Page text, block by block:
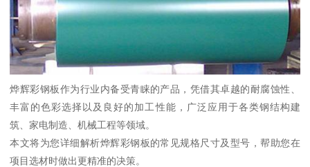
烨辉彩钢板作为行业内备受青睐的产品，凭借其卓越的耐腐蚀性、
丰富的色彩选择以及良好的加工性能，广泛应用于各类钢结构建
筑、家电制造、机械工程等领域。
本文将为您详细解析烨辉彩钢板的常见规格尺寸及型号，帮助您在
项目选材时做出更精准的决策。